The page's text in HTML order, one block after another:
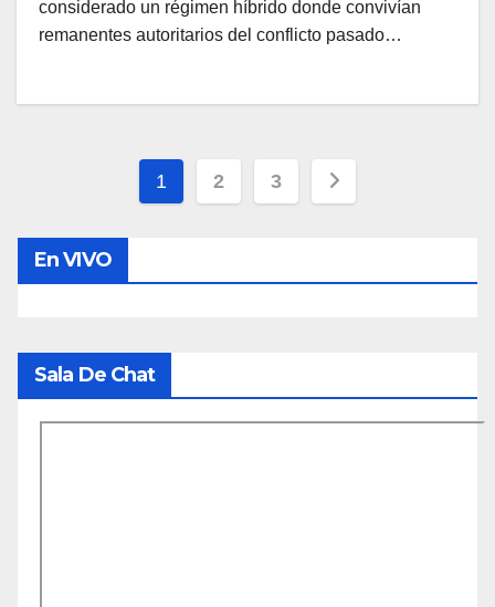
considerado un régimen híbrido donde convivían
remanentes autoritarios del conflicto pasado…
Paginación
entradas
1 2 3
En VIVO
Sala De Chat